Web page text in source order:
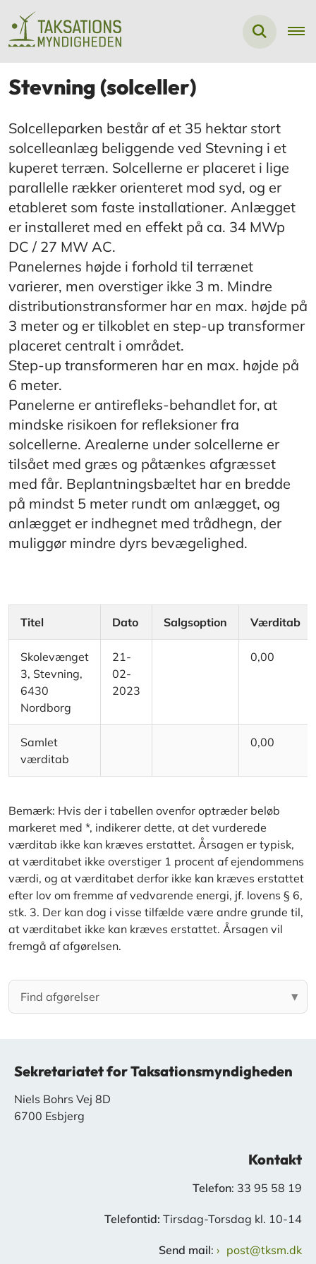
Stevning (solceller)
Solcelleparken består af et 35 hektar stort
solcelleanlæg beliggende ved Stevning i et
kuperet terræn. Solcellerne er placeret i lige
parallelle rækker orienteret mod syd, og er
etableret som faste installationer. Anlægget
er installeret med en effekt på ca. 34 MWp
DC / 27 MW AC.
Panelernes højde i forhold til terrænet
varierer, men overstiger ikke 3 m. Mindre
distributionstransformer har en max. højde på
3 meter og er tilkoblet en step-up transformer
placeret centralt i området.
Step-up transformeren har en max. højde på
6 meter.
Panelerne er antirefleks-behandlet for, at
mindske risikoen for refleksioner fra
solcellerne. Arealerne under solcellerne er
tilsået med græs og påtænkes afgræsset
med får. Beplantningsbæltet har en bredde
på mindst 5 meter rundt om anlægget, og
anlægget er indhegnet med trådhegn, der
muliggør mindre dyrs bevægelighed.
Titel Dato Salgsoption Værditab
Skolevænget
3, Stevning,
6430
Nordborg
21-
02-
2023
0,00
Samlet
værditab
0,00
Bemærk: Hvis der i tabellen ovenfor optræder beløb
markeret med *, indikerer dette, at det vurderede
værditab ikke kan kræves erstattet. Årsagen er typisk,
at værditabet ikke overstiger 1 procent af ejendommens
værdi, og at værditabet derfor ikke kan kræves erstattet
efter lov om fremme af vedvarende energi, jf. lovens § 6,
stk. 3. Der kan dog i visse tilfælde være andre grunde til,
at værditabet ikke kan kræves erstattet. Årsagen vil
fremgå af afgørelsen.
Sekretariatet for Taksationsmyndigheden
Niels Bohrs Vej 8D
6700 Esbjerg
Kontakt
Telefon: 33 95 58 19
Telefontid: Tirsdag-Torsdag kl. 10-14
Send mail: post@tksm.dk